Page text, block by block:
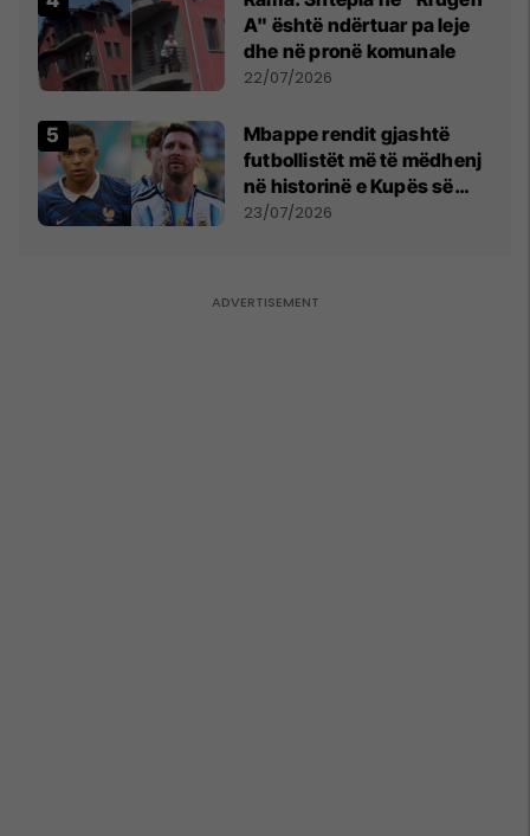
A" është ndërtuar pa leje
dhe në pronë komunale
22/07/2026
Mbappe rendit gjashtë
futbollistët më të mëdhenj
në historinë e Kupës së
Botës, Messi mbetet i dyti
23/07/2026